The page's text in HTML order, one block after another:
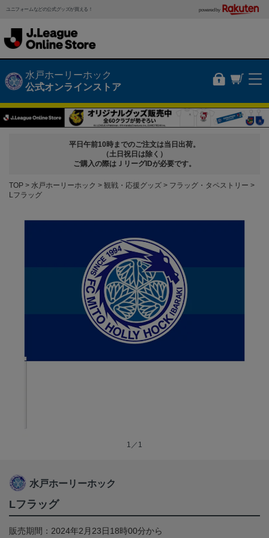
ユニフォームなどの公式グッズが買える！ powered by
水戸ホーリーホック
公式オンラインストア
平日午前10時までのご注文は当日出荷。
（土日祝日は除く）
ご購入の際はＪリーグIDが必要です。
TOP 水戸ホーリーホック 観戦・応援グッズ
フラッグ・タペストリー
Lフラッグ
1／1
水戸ホーリーホック
Lフラッグ
販売期間：2024年2月23日18時00分から